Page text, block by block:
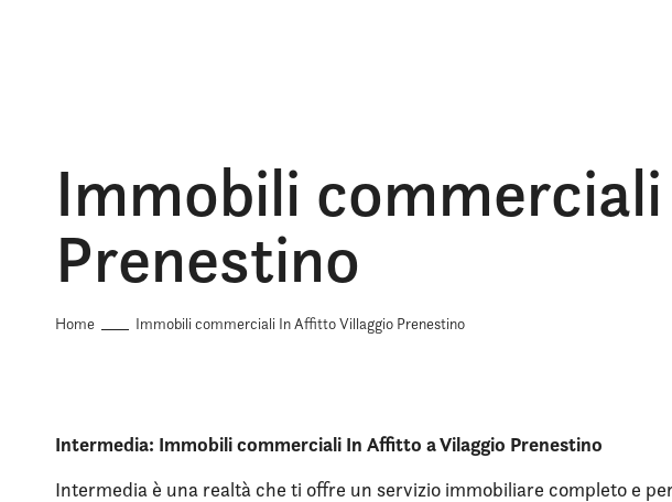
Immobili
Prenestino
Home Immobili commerciali In Affitto Villaggio Prenestino
Intermedia: Immobili commerciali In Affitto a Vilaggio Prenestino
Intermedia è una realtà che ti offre un servizio immobiliare completo e